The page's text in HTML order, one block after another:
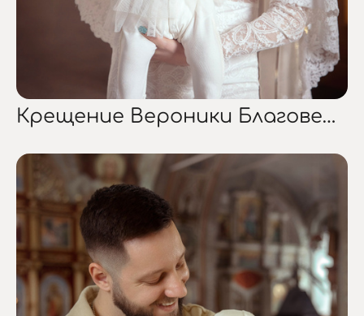
Крещение Вероники Благовещенский собор